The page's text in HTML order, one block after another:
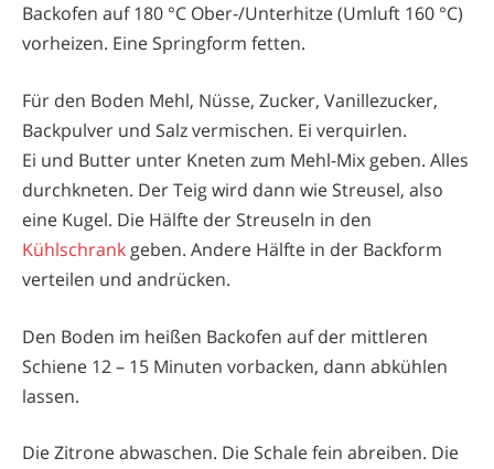
Backofen auf 180 °C Ober-/Unterhitze (Umluft 160 °C)
vorheizen. Eine Springform fetten.
Für den Boden Mehl, Nüsse, Zucker, Vanillezucker,
Backpulver und Salz vermischen. Ei verquirlen.
Ei und Butter unter Kneten zum Mehl-Mix geben. Alles
durchkneten. Der Teig wird dann wie Streusel, also
eine Kugel. Die Hälfte der Streuseln in den
Kühlschrank geben. Andere Hälfte in der Backform
verteilen und andrücken.
Den Boden im heißen Backofen auf der mittleren
Schiene 12 – 15 Minuten vorbacken, dann abkühlen
lassen.
Die Zitrone abwaschen. Die Schale fein abreiben. Die